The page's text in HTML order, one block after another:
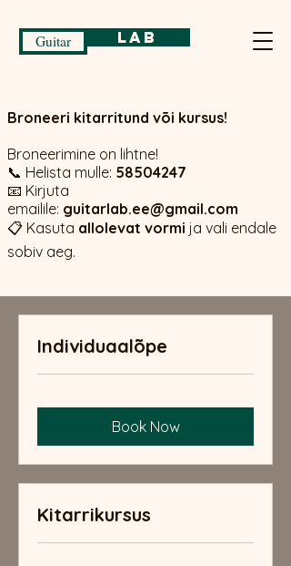
Guitar Lab
Individuaalõpe
Broneeri kitarritund või kursus!
Broneerimine on lihtne!
📞 Helista mulle: 58504247
📧 Kirjuta
emailile: guitarlab.ee@gmail.com
📋 Kasuta allolevat vormi ja vali endale
sobiv aeg.
Individuaalõpe
Book Now
Kitarrikursus